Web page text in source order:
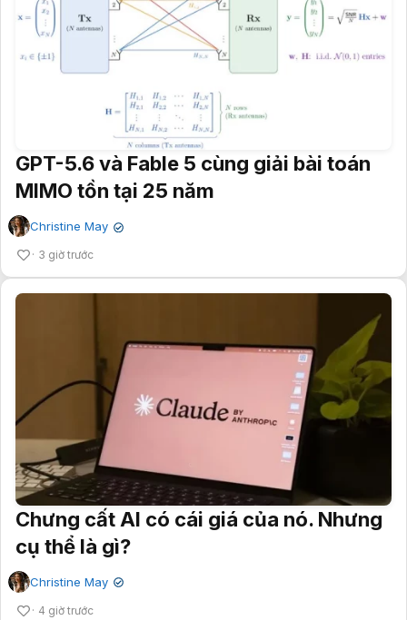
GPT-5.6 và Fable 5 cùng giải bài toán
MIMO tồn tại 25 năm
Christine May ✔
3 giờ trước
Chưng cất AI có cái giá của nó. Nhưng
cụ thể là gì?
Christine May ✔
4 giờ trước